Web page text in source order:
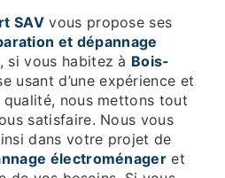
SAVvous propose ses
et dépannage
, si vous habitez à Bois-
usant d’une expérience et
qualité, nous mettons tout
satisfaire. Nous vous
dans votre projet de
électroménager et